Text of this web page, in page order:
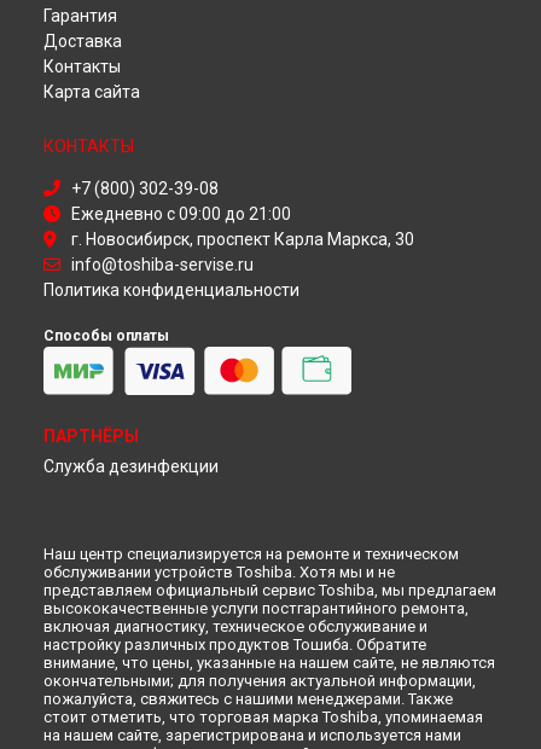
Ремонт телевизора 49L2863 Toshiba в
Ремонт телевизора 49L2863 Toshiba в
Ремонт телевизора 49L2863 Toshiba в
Ремонт телевизора 49L2863 Toshiba в
Гарантия
Доставка
Контакты
Карта сайта
КОНТАКТЫ
+7 (800) 302-39-08
Ежедневно с 09:00 до 21:00
г. Новосибирск, проспект Карла Маркса, 30
info@toshiba-servise.ru
Политика конфиденциальности
Способы оплаты
ПАРТНЁРЫ
Служба дезинфекции
Наш центр специализируется на ремонте и техническом
обслуживании устройств Toshiba. Хотя мы и не
представляем официальный сервис Toshiba, мы предлагаем
высококачественные услуги постгарантийного ремонта,
включая диагностику, техническое обслуживание и
настройку различных продуктов Тошиба. Обратите
внимание, что цены, указанные на нашем сайте, не являются
окончательными; для получения актуальной информации,
пожалуйста, свяжитесь с нашими менеджерами. Также
стоит отметить, что торговая марка Toshiba, упоминаемая
на нашем сайте, зарегистрирована и используется нами